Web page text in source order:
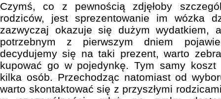
Czymś, co z pewnością zdjęłoby
rodziców, jest sprezentowanie im wózka
zazwyczaj okazuje się dużym wydatkiem,
potrzebnym z pierwszym dniem
decydujemy się na taki prezent, warto
kupować go w pojedynkę. Tym samy koszt
kilka osób. Przechodząc natomiast od
warto skontaktować się z przyszłymi